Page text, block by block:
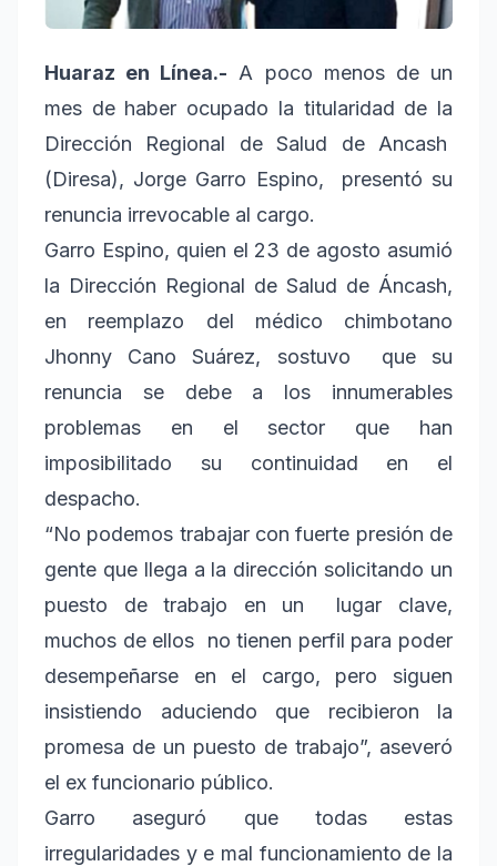
Huaraz en Línea.- A poco menos de un
mes de haber ocupado la titularidad de la
Dirección Regional de Salud de Ancash
(Diresa), Jorge Garro Espino, presentó su
renuncia irrevocable al cargo.
Garro Espino, quien el 23 de agosto asumió
la Dirección Regional de Salud de Áncash,
en reemplazo del médico chimbotano
Jhonny Cano Suárez, sostuvo que su
renuncia se debe a los innumerables
problemas en el sector que han
imposibilitado su continuidad en el
despacho.
“No podemos trabajar con fuerte presión de
gente que llega a la dirección solicitando un
puesto de trabajo en un lugar clave,
muchos de ellos no tienen perfil para poder
desempeñarse en el cargo, pero siguen
insistiendo aduciendo que recibieron la
promesa de un puesto de trabajo”, aseveró
el ex funcionario público.
Garro aseguró que todas estas
irregularidades y e mal funcionamiento de la